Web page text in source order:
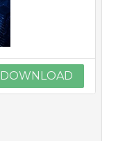
DOWNLOAD